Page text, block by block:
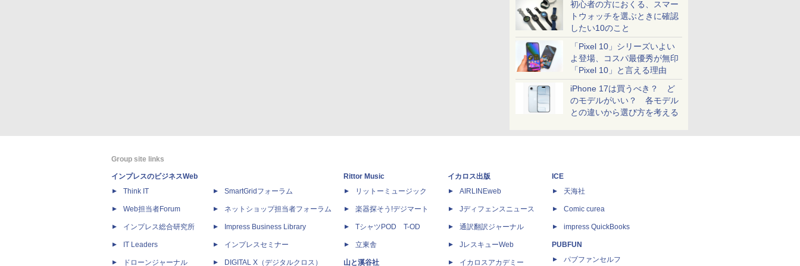
初心者の方におくる、スマー
トウォッチを選ぶときに確認
したい10のこと
「Pixel 10」シリーズいよい
よ登場、コスパ最優秀が無印
「Pixel 10」と言える理由
iPhone 17は買うべき？ ど
のモデルがいい？ 各モデル
との違いから選び方を考える
Group site links
インプレスのビジネスWeb
Think IT
Web担当者Forum
インプレス総合研究所
IT Leaders
ドローンジャーナル
SmartGridフォーラム
ネットショップ担当者フォーラム
Impress Business Library
インプレスセミナー
DIGITAL X（デジタルクロス）
Rittor Music
リットーミュージック
楽器探そう!デジマート
TシャツPOD T-OD
立東舎
山と溪谷社
イカロス出版
AIRLINEweb
Jディフェンスニュース
通訳翻訳ジャーナル
JレスキューWeb
イカロスアカデミー
ICE
天海社
Comic curea
impress QuickBooks
PUBFUN
パブファンセルフ